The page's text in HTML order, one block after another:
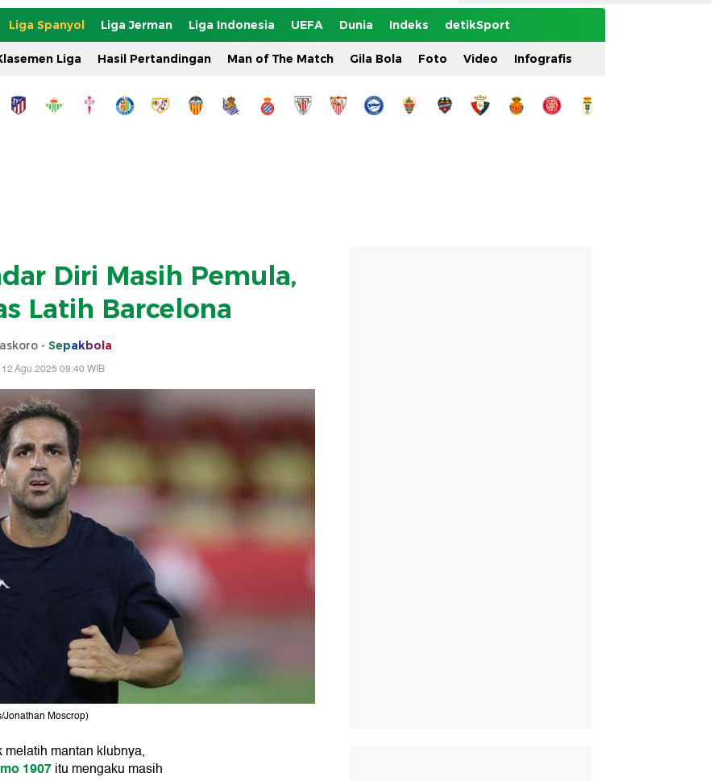
Liga Spanyol Liga Jerman Liga Indonesia UEFA Dunia Indeks detikSport
Liga Hasil Pertandingan Man of The Match Gila Bola Foto Video Infografis
Diri Masih Pemula,
Latih Barcelona
- Sepakbola
Agu 2025 09:40 WIB
Jonathan Moscrop)
melatih mantan klubnya,
1907itu mengaku masih